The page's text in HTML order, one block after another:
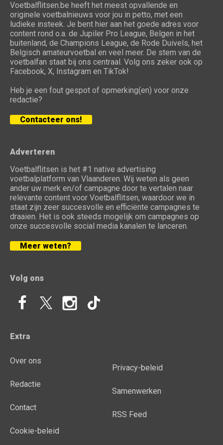
Voetbalflitsen.be heeft het meest opvallende en
originele voetbalnieuws voor jou in petto, met een
ludieke insteek. Je bent hier aan het goede adres voor
content rond o.a. de Jupiler Pro League, Belgen in het
buitenland, de Champions League, de Rode Duivels, het
Belgisch amateurvoetbal en veel meer. De stem van de
voetbalfan staat bij ons centraal. Volg ons zeker ook op
Facebook, X, Instagram en TikTok!
Heb je een fout gespot of opmerking(en) voor onze
redactie?
Contacteer ons!
Adverteren
Voetbalflitsen is het #1 native advertising
voetbalplatform van Vlaanderen. Wij weten als geen
ander uw merk en/of campagne door te vertalen naar
relevante content voor Voetbalflitsen, waardoor we in
staat zijn zeer succesvolle en efficiënte campagnes te
draaien. Het is ook steeds mogelijk om campagnes op
onze succesvolle social media kanalen te lanceren.
Meer weten?
Volg ons
Extra
Over ons
Redactie
Contact
Cookie-beleid
Privacy-beleid
Samenwerken
RSS Feed